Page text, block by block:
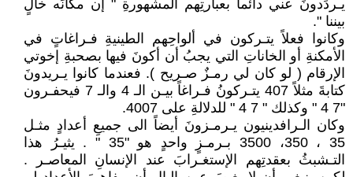
يـردِّدونَ عني دائماً بعبارتِهم المشهورةِ " إن مكانَه خالٍ
بيننا ".
وكانوا فعلاً يتـركون في ألواحِهم الطينيةِ فـراغاتٍ في
الأمكنةِ أو الخاناتِ التي يجبُ أن أكونَ فيها بصحبةِ إخوتي
الإرقام ( لو كان لي رمـزٌ صـريح ). فعندما كانوا يـريدونَ
كتابةَ مثلاً 407 يتـركونُ فـراغاً بيـن الـ 4 والـ 7 فيحفـرون
"7 4 " وكذلك " 7 4 " للدلالةِ على 4007.
وكان الـرافدينيون يـرمـزونَ أيضاً الى جميعِ أعدادٍ مثـل
35 ، 350، 3500 بـرمـزٍ واحدٍ هو "35 " . يثيـرُ هذا
التـشبثُ بعقدتِهم الإستغـرابَ عند الإنسانِ المعاصـر .